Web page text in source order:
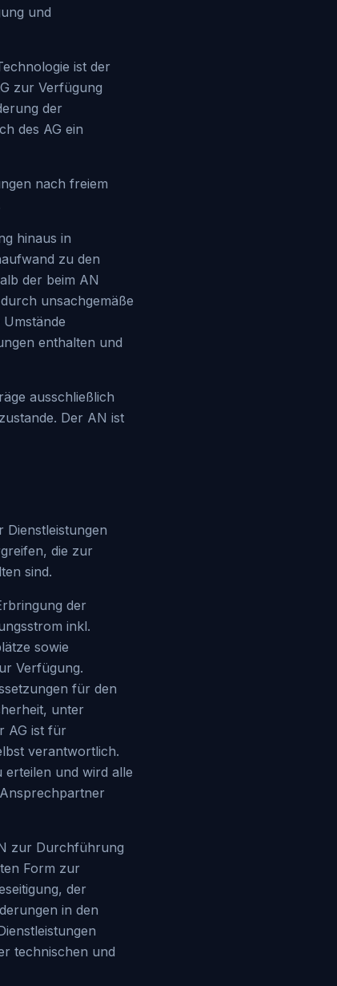
und
ist der
zur Verfügung
der
des AG ein
nach freiem
hinaus in
zu den
der beim AN
unsachgemäße
enthalten und
ausschließlich
Der AN ist
die zur
sind.
der
inkl.
sowie
Verfügung.
für den
unter
AG ist für
verantwortlich.
erteilen und wird alle
zur Durchführung
Form zur
der
in den
technischen und